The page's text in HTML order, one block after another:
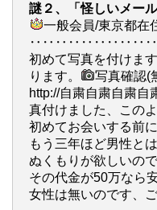
謎２、「怪しいメール
一般会員/東京都在
‥‥‥‥‥‥‥‥‥‥
初めて写真を付けま
ります。
写真確認(
http://自粛自粛自粛自
真付けました、この
初めてお会いする前
もう三年ほど男性と
ぬくもりが欲しいので
その代金が50万なら
女性は無いのです、